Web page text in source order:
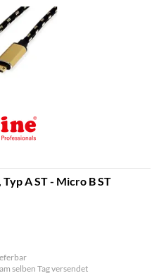
A ST - Micro B ST
selben Tag versendet